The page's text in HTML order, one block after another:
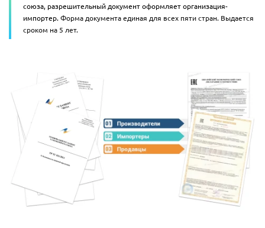
союза, разрешительный документ оформляет организация-
импортер.Форма документа единая для всех пяти стран. Выдается
сроком на 5 лет.